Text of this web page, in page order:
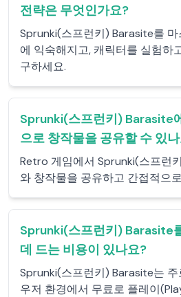
전략은 무엇인가요?
Sprunki(스프런키) Barasite를
에 익숙해지고, 캐릭터를 실험하
구하세요.
Sprunki(스프런키) Barasite
으로 창작물을 공유할 수 있
Retro 게임에서 Sprunki(스프런
와 창작물을 공유하고 간접적으
Sprunki(스프런키) Barasite
데 드는 비용이 있나요?
Sprunki(스프런키) Barasite는
우저 환경에서 무료로 플레이